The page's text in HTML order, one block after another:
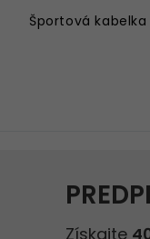
Športová kabelka